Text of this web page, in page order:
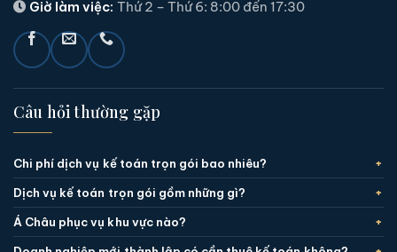
Giờ làm việc: Thứ 2 – Thứ 6: 8:00 đến 17:30
Câu hỏi thường gặp
Chi phí dịch vụ kế toán trọn gói bao nhiêu?
Dịch vụ kế toán trọn gói gồm những gì?
Á Châu phục vụ khu vực nào?